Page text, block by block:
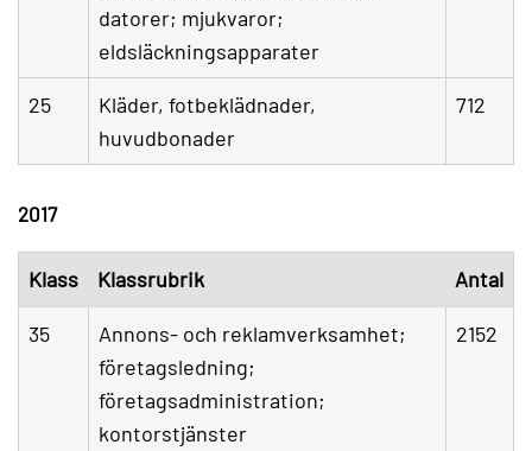
datorer; mjukvaror;
eldsläckningsapparater
25
Kläder, fotbeklädnader,
huvudbonader
712
2017
Klass Klassrubrik Antal
35
Annons- och reklamverksamhet;
företagsledning;
företagsadministration;
kontorstjänster
2152